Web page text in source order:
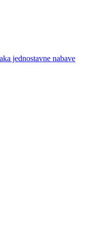
jednostavne nabave